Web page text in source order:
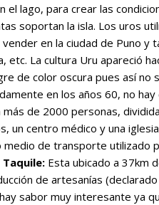
lago, para crear las
soportan la isla. Los uros
en la ciudad de Puno y
etc. La cultura Uru apareció
de color oscura pues así no
en los años 60, no
de 2000 personas,
un centro médico y una
de transporte utilizado
Taquile: Esta ubicado a 37km
de artesanías
sabor muy interesante ya